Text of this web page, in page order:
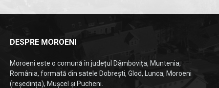
DESPRE MOROENI
Moroeni este o comună în județul Dâmbovița, Muntenia,
România, formată din satele Dobrești, Glod, Lunca, Moroeni
(reședința), Mușcel și Pucheni.